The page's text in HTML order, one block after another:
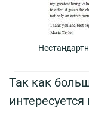
Так как